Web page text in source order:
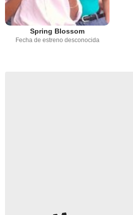
Spring Blossom
Fecha de estreno desconocida